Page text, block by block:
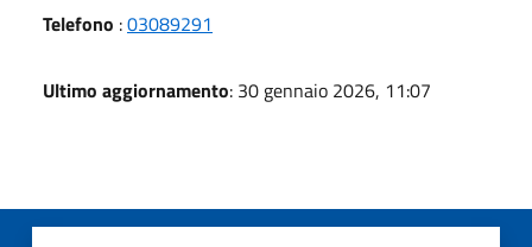
Telefono :03089291
Ultimo aggiornamento: 30 gennaio 2026, 11:07